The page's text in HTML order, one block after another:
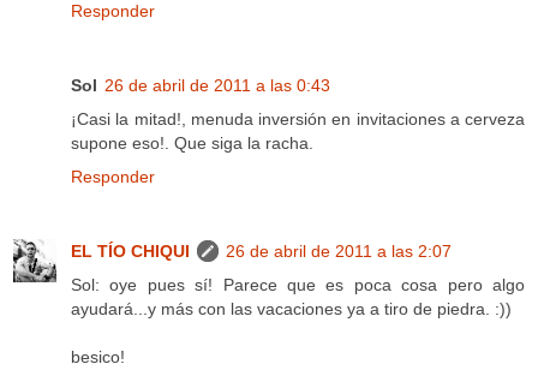
Responder
Sol 26 de abril de 2011 a las 0:43
¡Casi la mitad!, menuda inversión en invitaciones a cerveza
supone eso!. Que siga la racha.
Responder
EL TÍO CHIQUI
26 de abril de 2011 a las 2:07
Sol: oye pues sí! Parece que es poca cosa pero algo
ayudará...y más con las vacaciones ya a tiro de piedra. :))
besico!